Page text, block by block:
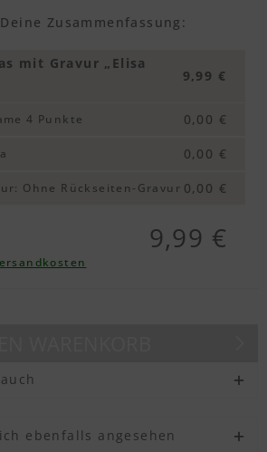
Zusammenfassung:
mit Gravur „Elisa
9,99 €
4 Punkte 0,00 €
0,00 €
: Ohne Rückseiten-Gravur 0,00 €
9,99 €
ebenfalls angesehen